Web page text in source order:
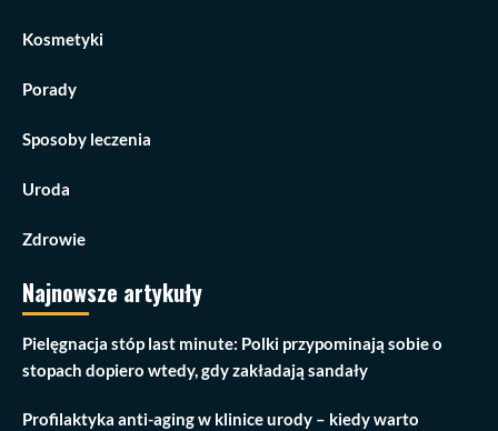
Kosmetyki
Porady
Sposoby leczenia
Uroda
Zdrowie
Najnowsze artykuły
Pielęgnacja stóp last minute: Polki przypominają sobie o
stopach dopiero wtedy, gdy zakładają sandały
Profilaktyka anti-aging w klinice urody – kiedy warto